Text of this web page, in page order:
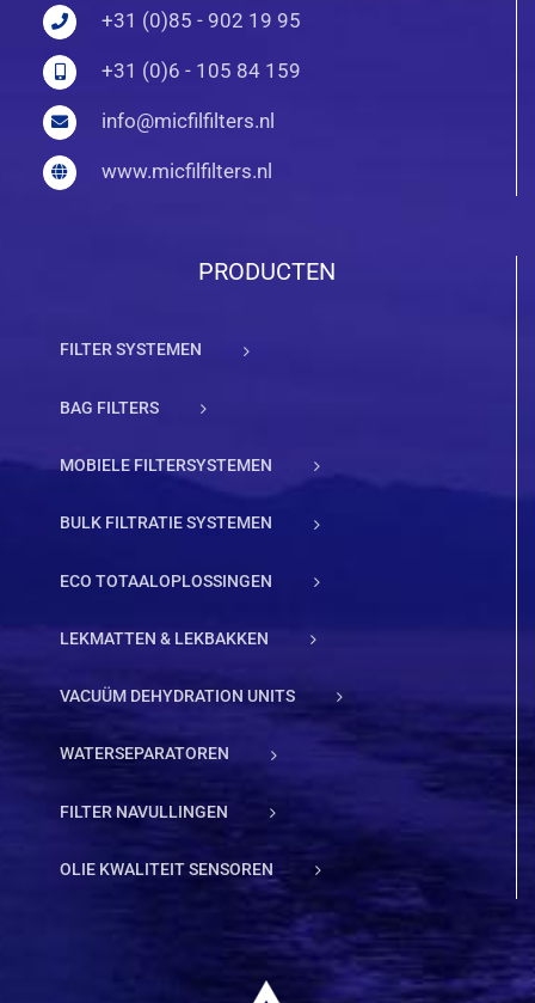
+31 (0)85 - 902 19 95
+31 (0)6 - 105 84 159
info@micfilfilters.nl
www.micfilfilters.nl
PRODUCTEN
FILTER SYSTEMEN
BAG FILTERS
MOBIELE FILTERSYSTEMEN
BULK FILTRATIE SYSTEMEN
ECO TOTAALOPLOSSINGEN
LEKMATTEN & LEKBAKKEN
VACUÜM DEHYDRATION UNITS
WATERSEPARATOREN
FILTER NAVULLINGEN
OLIE KWALITEIT SENSOREN